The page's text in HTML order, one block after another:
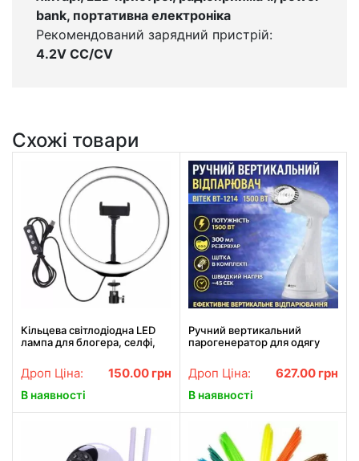
bank, портативна електроніка
Рекомендований зарядний пристрій:
4.2V CC/CV
Схожі товари
Кільцева світлодіодна LED
лампа для блогера, селфі,
см Ring
Дроп Ціна: 150.00 грн
В наявності
Ручний вертикальний
парогенератор для одягу
BITEK BT-1214 Білий
Дроп Ціна: 627.00 грн
В наявності